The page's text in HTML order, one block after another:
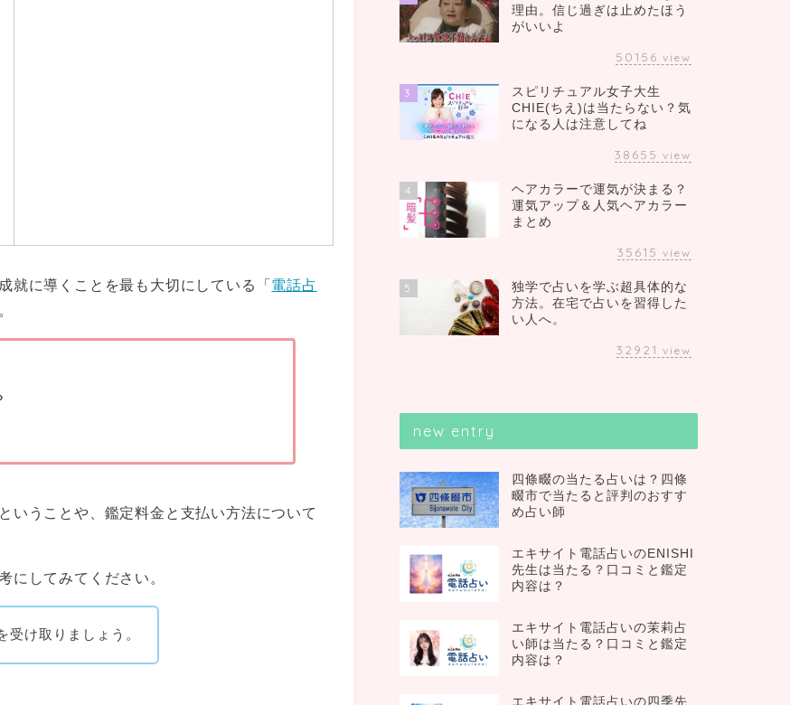
就に導くことを最も大切にしている「 電話占
いうことや、鑑定料金と支払い方法について
にしてみてください。
受け取りましょう。
理由。信じ過ぎは止めたほう
がいいよ
50156 view
3
スピリチュアル女子大生
CHIE(ちえ)は当たらない？気
になる人は注意してね
38655 view
4
ヘアカラーで運気が決まる？
運気アップ＆人気ヘアカラー
まとめ
35615 view
5
独学で占いを学ぶ超具体的な
方法。在宅で占いを習得した
い人へ。
32921 view
new entry
四條畷の当たる占いは？四條
畷市で当たると評判のおすす
め占い師
エキサイト電話占いのENISHI
先生は当たる？口コミと鑑定
内容は？
エキサイト電話占いの茉莉占
い師は当たる？口コミと鑑定
内容は？
エキサイト電話占いの四季先